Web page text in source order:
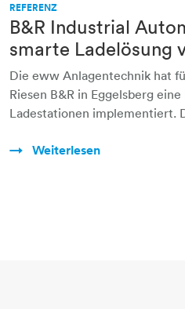
REFERENZ
B&R Industrial
smarte Ladelösung
Die eww Anlagentechnik hat
Riesen B&R in Eggelsberg
Ladestationen implementiert.
Weiterlesen